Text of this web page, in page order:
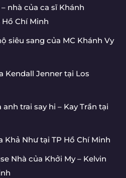
nhà của ca sĩ Khánh
Hồ Chí Minh
siêu sang của MC Khánh Vy
Kendall Jenner tại Los
trai say hi – Kay Trần tại
Như tại TP Hồ Chí Minh
Nhà của Khởi My – Kelvin